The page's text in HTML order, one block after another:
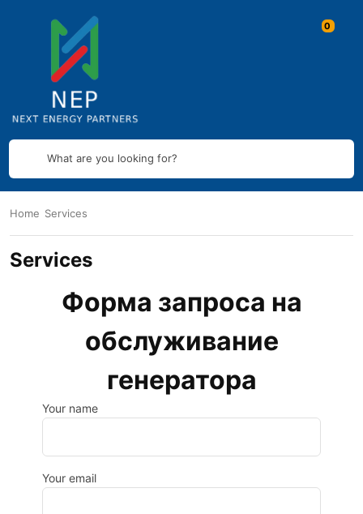
What are you looking for?
Home Services
Services
Форма запроса на
обслуживание
генератора
Your name
Your email